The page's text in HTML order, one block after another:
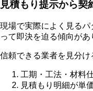
見積もり提示から契
現場で実際によく見る
って即決を迫る傾向が
信頼できる業者を見分け
工期・工法・材料
見積もり明細が単